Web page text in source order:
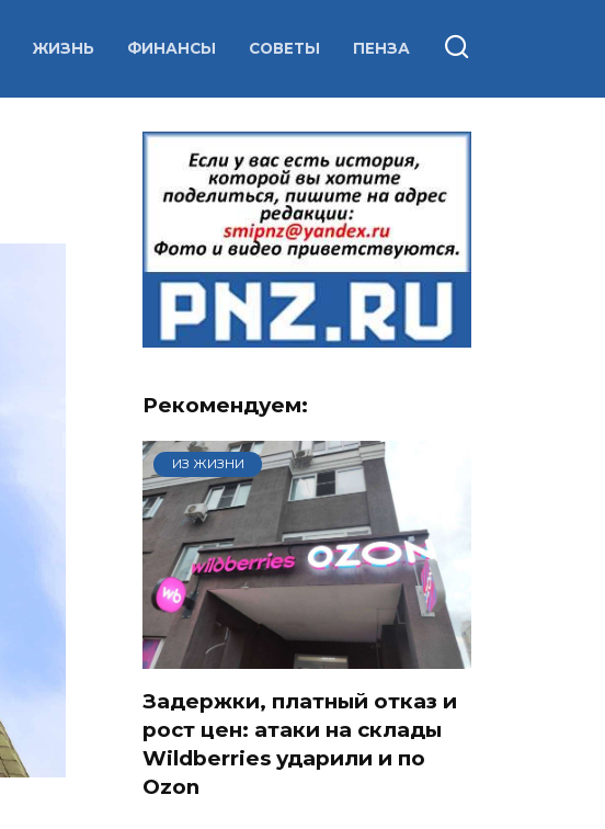
ЖИЗНЬ ФИНАНСЫ СОВЕТЫ ПЕНЗА
Рекомендуем:
ИЗ ЖИЗНИ
Задержки, платный отказ и
рост цен: атаки на склады
Wildberries ударили и по
Ozon